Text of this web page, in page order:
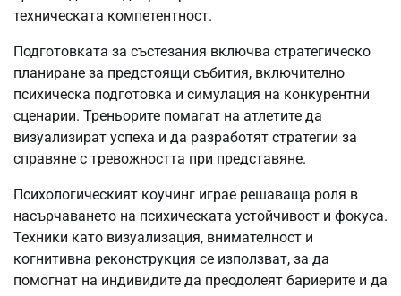
техническата компетентност.
Подготовката за състезания включва стратегическо
планиране за предстоящи събития, включително
психическа подготовка и симулация на конкурентни
сценарии. Треньорите помагат на атлетите да
визуализират успеха и да разработят стратегии за
справяне с тревожността при представяне.
Психологическият коучинг играе решаваща роля в
насърчаването на психическата устойчивост и фокуса.
Техники като визуализация, внимателност и
когнитивна реконструкция се използват, за да
помогнат на индивидите да преодолеят бариерите и да